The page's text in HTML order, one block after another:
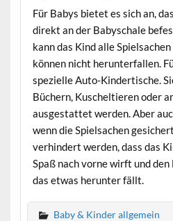
Für Babys bietet es sich an,
direkt an der Babyschale
kann das Kind alle
können nicht herunterfallen.
spezielle Auto-Kindertische.
Büchern, Kuscheltieren oder
ausgestattet werden. Aber
wenn die Spielsachen
verhindert werden, dass das
Spaß nach vorne wirft und
das etwas herunter fällt.
Baby & Kinder allgemein